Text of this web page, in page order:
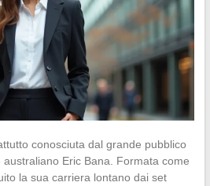
conosciuta dal grande pubblico
australiano Eric Bana. Formata come
la sua carriera lontano dai set